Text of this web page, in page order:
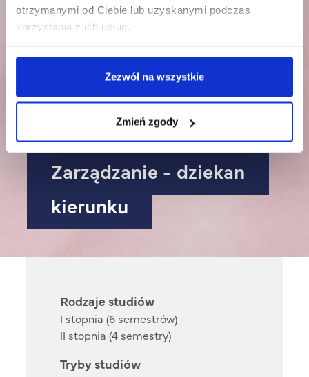
otrzymanymi od Ciebie lub uzyskanymi podczas
korzystania z ich usług.
Zezwól na wszystkie
Zmień zgody
Zarządzanie - dziekan
kierunku
Rodzaje studiów
I stopnia (6 semestrów)
II stopnia (4 semestry)
Tryby studiów